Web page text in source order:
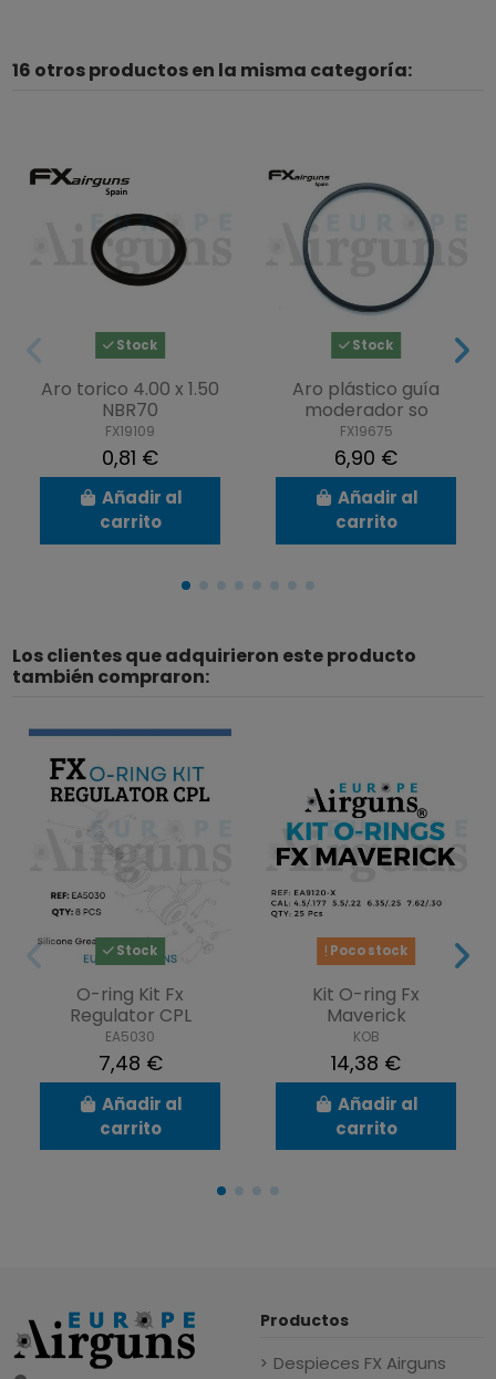
16 otros productos en la misma categoría:
Stock
Aro torico 4.00 x 1.50
NBR70
FX19109
0,81 €
Añadir al
carrito
Stock
Aro plástico guía
moderador so
FX19675
6,90 €
Añadir al
carrito
Los clientes que adquirieron este producto
también compraron:
Stock
O-ring Kit Fx
Regulator CPL
EA5030
7,48 €
Añadir al
carrito
Poco stock
Kit O-ring Fx
Maverick
KOB
14,38 €
Añadir al
carrito
Productos
Despieces FX Airguns